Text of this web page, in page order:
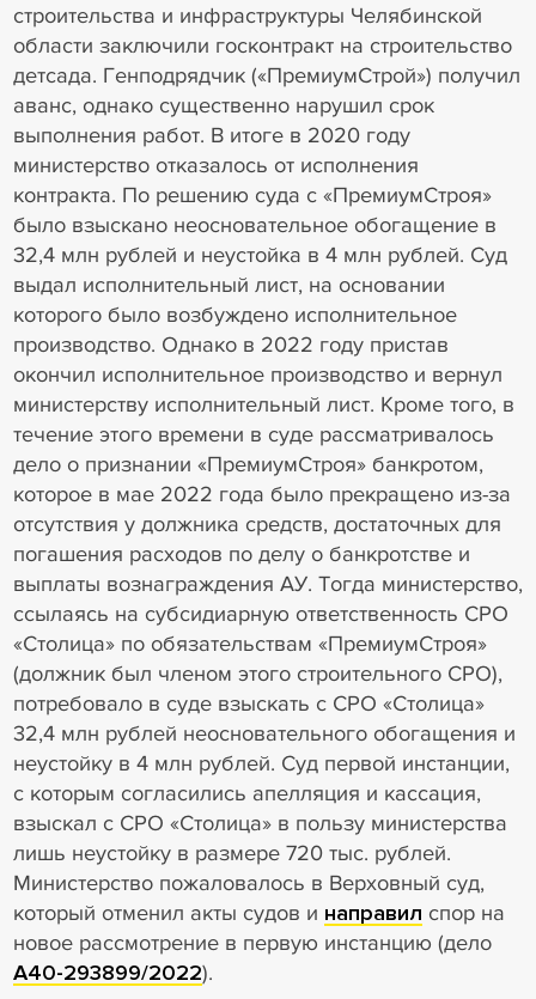
строительства и инфраструктуры Челябинской
области заключили госконтракт на строительство
детсада. Генподрядчик («ПремиумСтрой») получил
аванс, однако существенно нарушил срок
выполнения работ. В итоге в 2020 году
министерство отказалось от исполнения
контракта. По решению суда с «ПремиумСтроя»
было взыскано неосновательное обогащение в
32,4 млн рублей и неустойка в 4 млн рублей. Суд
выдал исполнительный лист, на основании
которого было возбуждено исполнительное
производство. Однако в 2022 году пристав
окончил исполнительное производство и вернул
министерству исполнительный лист. Кроме того, в
течение этого времени в суде рассматривалось
дело о признании «ПремиумСтроя» банкротом,
которое в мае 2022 года было прекращено из-за
отсутствия у должника средств, достаточных для
погашения расходов по делу о банкротстве и
выплаты вознаграждения АУ. Тогда министерство,
ссылаясь на субсидиарную ответственность СРО
«Столица» по обязательствам «ПремиумСтроя»
(должник был членом этого строительного СРО),
потребовало в суде взыскать с СРО «Столица»
32,4 млн рублей неосновательного обогащения и
неустойку в 4 млн рублей. Суд первой инстанции,
с которым согласились апелляция и кассация,
взыскал с СРО «Столица» в пользу министерства
лишь неустойку в размере 720 тыс. рублей.
Министерство пожаловалось в Верховный суд,
который отменил акты судов и направил спор на
новое рассмотрение в первую инстанцию (дело
А40-293899/2022).